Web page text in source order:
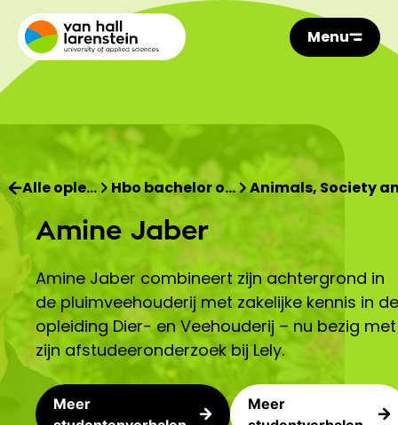
Menu
Alle ople… Hbo bachelor o… Animals, Society
Amine Jaber
Amine Jaber combineert zijn achtergrond in
de pluimveehouderij met zakelijke kennis in de
opleiding Dier- en Veehouderij – nu bezig met
zijn afstudeeronderzoek bij Lely.
Meer
Meer